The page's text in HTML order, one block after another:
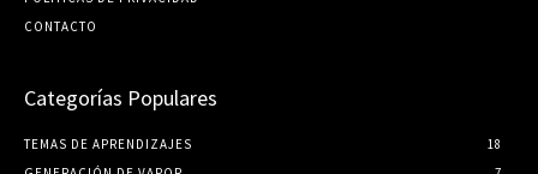
CONTACTO
Categorías Populares
TEMAS DE APRENDIZAJES
18